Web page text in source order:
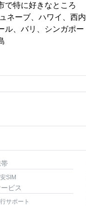
で特に好きなところ
ネーブ、ハワイ、西内
ル、バリ、シンガポー
SIM
ビス
サポート